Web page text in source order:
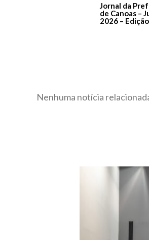
Jornal da
de Canoas –
2026 –
Nenhuma notícia